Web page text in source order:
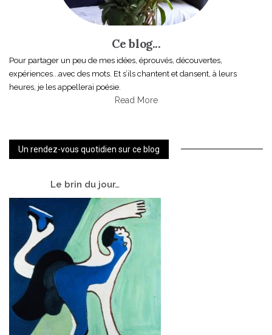
Ce blog...
Pour partager un peu de mes idées, éprouvés, découvertes,
expériences...avec des mots. Et s’ils chantent et dansent, à leurs
heures, je les appellerai poésie.
Read More
Un rendez-vous quotidien sur ce blog
Le brin du jour…